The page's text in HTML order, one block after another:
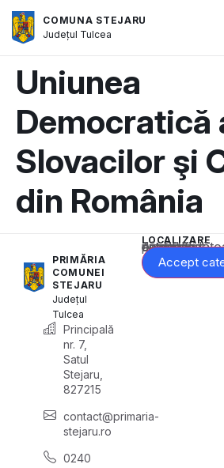
COMUNA STEJARU
Județul Tulcea
Uniunea
Democratică
Slovacilor şi
din România
PRIMĂRIA
COMUNEI
STEJARU
Județul
Tulcea
Principală
nr. 7,
Satul
Stejaru,
827215
contact@primaria-
stejaru.ro
0240
LOCALIZARE
Acest conținut este blocat până când acceptați categoria corespunzătoare de cookie-uri.
Accept